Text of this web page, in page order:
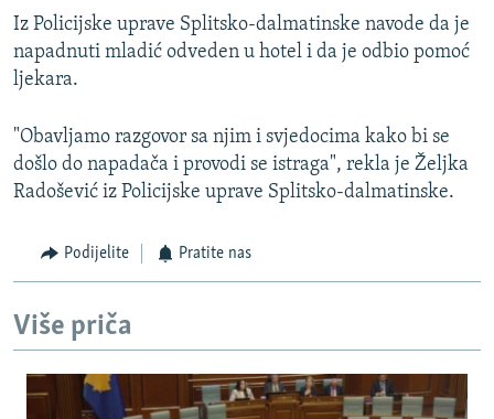
Iz Policijske uprave Splitsko-dalmatinske navode da je
napadnuti mladić odveden u hotel i da je odbio pomoć
ljekara.
"Obavljamo razgovor sa njim i svjedocima kako bi se
došlo do napadača i provodi se istraga", rekla je Željka
Radošević iz Policijske uprave Splitsko-dalmatinske.
Podijelite Pratite nas
Više priča